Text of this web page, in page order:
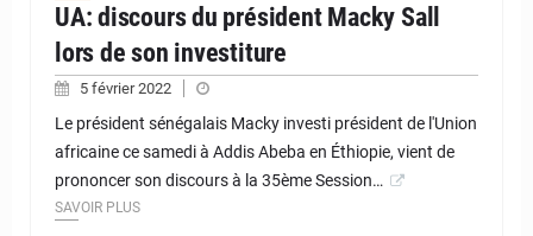
UA: discours du président Macky Sall
lors de son investiture
5 février 2022
Le président sénégalais Macky investi président de l'Union
africaine ce samedi à Addis Abeba en Éthiopie, vient de
prononcer son discours à la 35ème Session…
SAVOIR PLUS